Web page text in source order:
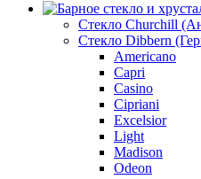
Стекло Churchill
Стекло Dibbern
Americano
Capri
Casino
Cipriani
Excelsior
Light
Madison
Odeon